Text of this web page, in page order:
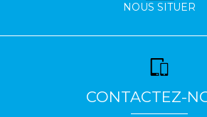
NOUS SITUER
CONTACTEZ-